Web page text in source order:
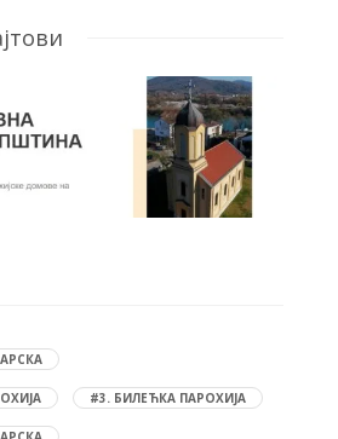
#3. БИЛЕЋКА ПАРОХИЈА